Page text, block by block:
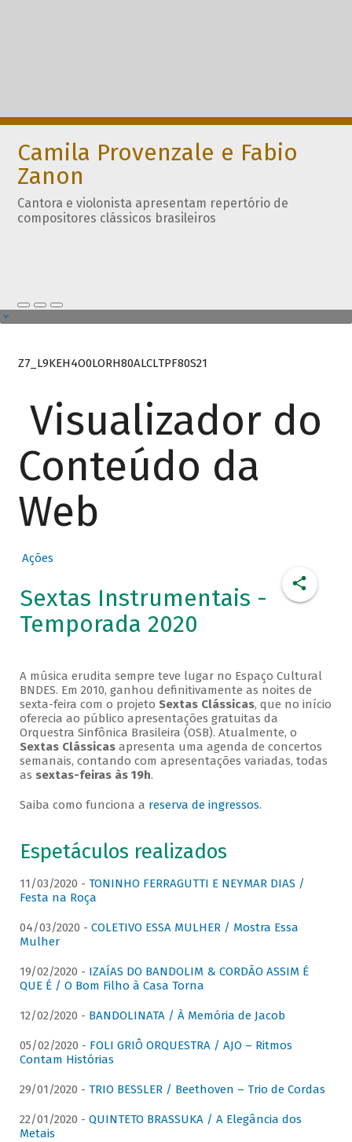
Camila Provenzale e Fabio
Zanon
Cantora e violonista apresentam repertório de
compositores clássicos brasileiros
Z7_L9KEH4O0LORH80ALCLTPF80S21
Visualizador do
Conteúdo da
Web
Ações
Sextas Instrumentais -
Temporada 2020
A música erudita sempre teve lugar no Espaço Cultural
BNDES. Em 2010, ganhou definitivamente as noites de
sexta-feira com o projeto Sextas Clássicas, que no início
oferecia ao público apresentações gratuitas da
Orquestra Sinfônica Brasileira (OSB). Atualmente, o
Sextas Clássicasapresenta uma agenda de concertos
semanais, contando com apresentações variadas, todas
as sextas-feiras às 19h.
Saiba como funciona a reserva de ingressos.
Espetáculos realizados
11/03/2020 - TONINHO FERRAGUTTI E NEYMAR DIAS /
Festa na Roça
04/03/2020 - COLETIVO ESSA MULHER / Mostra Essa
Mulher
19/02/2020 - IZAÍAS DO BANDOLIM & CORDÃO ASSIM É
QUE É / O Bom Filho à Casa Torna
12/02/2020 - BANDOLINATA / À Memória de Jacob
05/02/2020 - FOLI GRIÔ ORQUESTRA / AJO – Ritmos
Contam Histórias
29/01/2020 - TRIO BESSLER / Beethoven – Trio de Cordas
22/01/2020 - QUINTETO BRASSUKA / A Elegância dos
Metais